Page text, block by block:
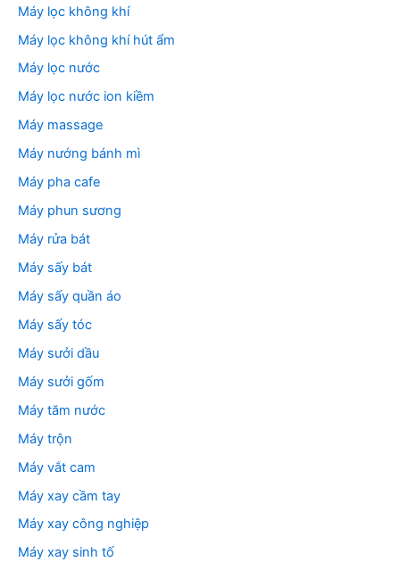
Máy lọc không khí
Máy lọc không khí hút ẩm
Máy lọc nước
Máy lọc nước ion kiềm
Máy massage
Máy nướng bánh mì
Máy pha cafe
Máy phun sương
Máy rửa bát
Máy sấy bát
Máy sấy quần áo
Máy sấy tóc
Máy sưởi dầu
Máy sưởi gốm
Máy tăm nước
Máy trộn
Máy vắt cam
Máy xay cầm tay
Máy xay công nghiệp
Máy xay sinh tố